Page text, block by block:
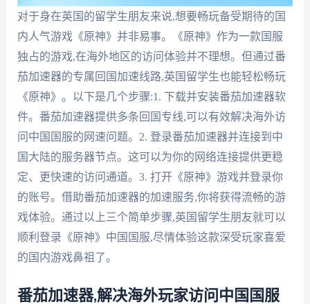
对于身在英国的留学生朋友来说,想要畅玩备受期待的国
内人气游戏《原神》并非易事。《原神》作为一款国服
独占的游戏,在海外地区的访问体验并不理想。但通过番
茄加速器的专属回国加速线路,英国留学生也能轻松畅玩
《原神》。以下是几个步骤:1. 下载并安装番茄加速器软
件。番茄加速器提供多条回国专线,可以有效解决海外访
问中国国服的网速问题。2. 登录番茄加速器并连接到中
国大陆的服务器节点。这可以为你的网络连接提供更稳
定、更快速的访问通道。3. 打开《原神》游戏并登录你
的账号。借助番茄加速器的加速服务,你将获得流畅的游
戏体验。通过以上三个简单步骤,英国留学生朋友就可以
顺利登录《原神》中国国服,尽情体验这款深受玩家喜爱
的国内游戏鼻祖了。
番茄加速器,解决海外玩家访问中国国服